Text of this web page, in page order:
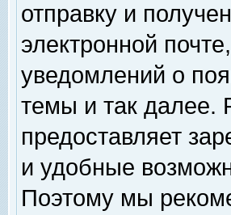
отправку и
электронной
уведомлений о
темы и так далее.
предоставляет
и удобные
Поэтому мы